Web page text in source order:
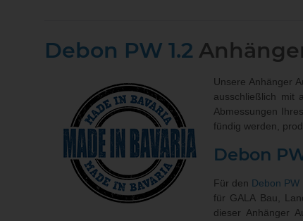
Debon PW 1.2
Unsere Anhänger
ausschließlich mit
Abmessungen
fündig werden,
Debon
Für den Debon PW
für GALA Bau,
dieser Anhänger